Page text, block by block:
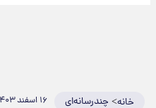
خانه> چندرسانه‌ای ۱۶ اسفند ۱۴۰۳